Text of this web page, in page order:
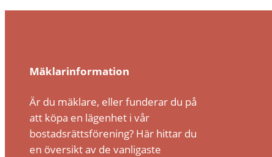
Mäklarinformation
Är du mäklare, eller funderar du på
att köpa en lägenhet i vår
bostadsrättsförening? Här hittar du
en översikt av de vanligaste